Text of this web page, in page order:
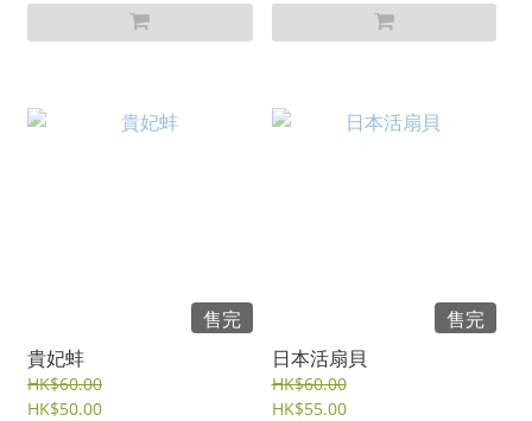
售完
貴妃蚌
HK$60.00
HK$50.00
售完
日本活扇貝
HK$60.00
HK$55.00